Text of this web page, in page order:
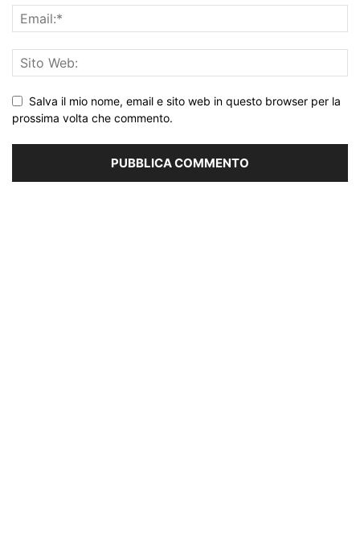
Salva il mio nome, email e sito web in questo browser per la
prossima volta che commento.